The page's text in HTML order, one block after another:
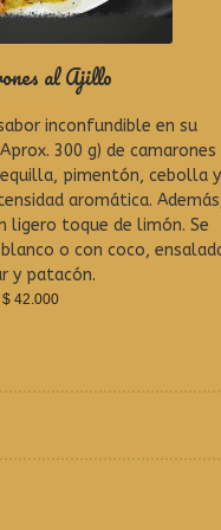
al Ajillo
o
u
o
inconfundible en su
300 g) de camarones
pimentón, cebolla y
aromática.
ligero toque de limón. Se
o con coco,
y patacón.
$42.000